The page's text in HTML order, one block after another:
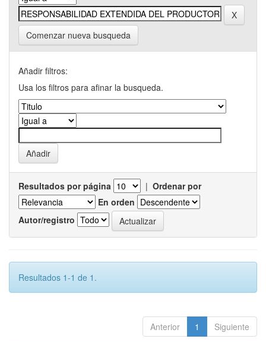
Comenzar nueva busqueda
Añadir filtros:
Usa los filtros para afinar la busqueda.
Resultados por página | Ordenar por
En orden
Autor/registro
Resultados 1-1 de 1.
Anterior 1 Siguiente